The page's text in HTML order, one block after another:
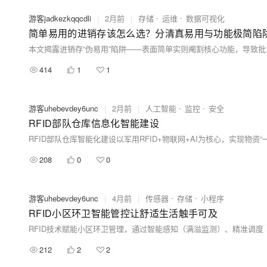
游客jadkezkqqcdli | 2月前 | 存储 运维 数据可视化
简单易用的进销存该怎么选？分清真易用与功能极简陷
414 1 1
游客uhebevdey6unc | 2月前 | 人工智能 监控 安全
RFID部队仓库信息化智能建设
208 0 0
游客uhebevdey6unc | 4月前 | 传感器 存储 小程序
RFID小区环卫智能管控让舒适生活触手可及
212 2 2